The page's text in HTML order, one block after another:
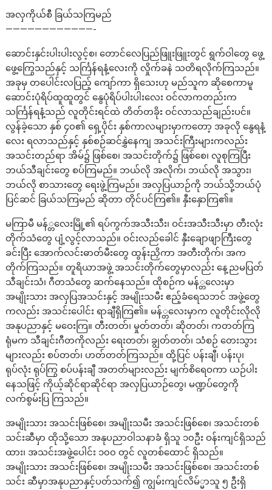
အလှကိုယ်စီ ခြယ်သကြမည်
————————————-
ဆောင်းနှင်းပါးပါးလွင့်စ၊ တောင်လေပြည်ဖြူးဖြူးတွင် ရွက်ဝါတွေ ဖွေ့
ဖွေ့ကြွေသည်နှင့် သင်္ကြန်ရနံ့လေးကို လှိုက်ခနဲ သတိရလိုက်ကြသည်။
အခုမှ တပေါင်းလပြည့် ကျော်ကာ ရှိသေးဟု မည်သူက ဆိုစေကာမူ
ဆောင်းပုံရိပ်ထူထူတွင် နွေပုံရိပ်ပါးပါးလေး ဝင်လာကတည်းက
သင်္ကြန်ရနံ့သည် လူတိုင်းရင်ထဲ တိတ်တခိုး ဝင်လာသည်ချည်းပင်။
လွန်ခဲ့သော နှစ် ၄၀၏ ရှေ့ပိုင်း နှစ်ကာလများမှာကတော့ အခုလို နွေရနံ့
လေး ရလာသည်နှင့် နှစ်စဉ်ဆင်နွှဲနေကျ အသင်းကြီးများကလည်း
အသင်းတည်ရာ အိမ်၌ ဖြစ်စေ၊ အသင်းတိုက်၌ ဖြစ်စေ၊ လူစုကြပြီး
ဘယ်သီချင်းတွေ စပ်ကြမည်။ ဘယ်လို အလိုက်၊ ဘယ်လို အသွား၊
ဘယ်လို စာသားတွေ ရေးဖွဲ့ကြမည်။ အလှပြယာဉ်ကို ဘယ်သို့ဘယ်ပုံ
ပြင်ဆင် ခြယ်သကြမည် ဆိုတာ တိုင်ပင်ကြ၏။ နှီးနှောကြ၏။
မကြာမီ မန်္တလေးမြို့၏ ရပ်ကွက်အသီးသီး၊ ဝင်းအသီးသီးမှာ တီးလုံး
တိုက်သံတွေ ပျံ့လွင့်လာသည်။ ဝင်းလည်ခေါင် နှီးချောဖျာကြီးတွေ
ခင်းပြီး အောက်လင်းဓာတ်မီးတွေ ထွန်းညှိကာ အတီးတိုက်၊ အက
တိုက်ကြသည်။ တူရိယာအဖွဲ့ အသင်းတိုက်တွေမှာလည်း နေ့ညမပြတ်
သီချင်းသံ၊ ဂီတသံတွေ ဆက်နေသည်။ ထိုစဉ်က မန်္တလေးမှာ
အမျိုးသား အလှပြအသင်းနှင့် အမျိုးသမီး ဧည့်ခံရေသဘင် အဖွဲ့တွေ
ကလည်း အသင်းပေါင်း ရာချီရှိကြ၏။ မန်္တလေးမှာက လူတိုင်းလိုလို
အနုပညာနှင့် မဝေးကြ။ တီးတတ်၊ မှုတ်တတ်၊ ဆိုတတ်၊ ကတတ်ကြ
ရုံမက သီချင်းဂီတကိုလည်း ရေးတတ်၊ ချွတ်တတ်၊ သံစဉ် တေးသွား
များလည်း စပ်တတ်၊ ဟတ်တတ်ကြသည်။ ထို့ပြင် ပန်းချီ၊ ပန်းပု၊
ရုပ်လုံး ရုပ်ကြွ စပ်ပန်းချီ အတတ်များလည်း မျက်စိရေဝကာ ယဉ်ပါး
နေသဖြင့် ကိုယ့်ဆိုင်ရာဆိုင်ရာ အလှပြယာဉ်တွေ၊ မဏ္ဍပ်တွေကို
လက်စွမ်းပြ ကြသည်။
အမျိုးသား အသင်းဖြစ်စေ၊ အမျိုးသမီး အသင်းဖြစ်စေ၊ အသင်းတစ်
သင်းဆီမှာ ထိုသို့သော အနုပညာဝါသနာခံ ရှိသူ ၁၀ဦး ဝန်းကျင်ရှိသည်
ထား၊ အသင်းအဖွဲ့ပေါင်း ၁၀၀ တွင် လူတစ်ထောင် ရှိသည်။
အမျိုးသား အသင်းဖြစ်စေ၊ အမျိုးသမီး အသင်းဖြစ်စေ၊ အသင်းတစ်
သင်း ဆီမှာအနုပညာနှင့်ပတ်သက်၍ ကျွမ်းကျင်လိမ်္မာသူ ၅ ဦးရှိ